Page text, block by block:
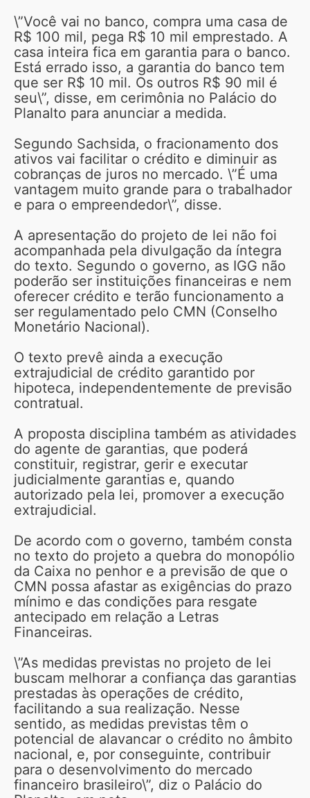
\”Você vai no banco, compra uma casa de
R$ 100 mil, pega R$ 10 mil emprestado. A
casa inteira fica em garantia para o banco.
Está errado isso, a garantia do banco tem
que ser R$ 10 mil. Os outros R$ 90 mil é
seu\”, disse, em cerimônia no Palácio do
Planalto para anunciar a medida.
Segundo Sachsida, o fracionamento dos
ativos vai facilitar o crédito e diminuir as
cobranças de juros no mercado. \”É uma
vantagem muito grande para o trabalhador
e para o empreendedor\”, disse.
A apresentação do projeto de lei não foi
acompanhada pela divulgação da íntegra
do texto. Segundo o governo, as IGG não
poderão ser instituições financeiras e nem
oferecer crédito e terão funcionamento a
ser regulamentado pelo CMN (Conselho
Monetário Nacional).
O texto prevê ainda a execução
extrajudicial de crédito garantido por
hipoteca, independentemente de previsão
contratual.
A proposta disciplina também as atividades
do agente de garantias, que poderá
constituir, registrar, gerir e executar
judicialmente garantias e, quando
autorizado pela lei, promover a execução
extrajudicial.
De acordo com o governo, também consta
no texto do projeto a quebra do monopólio
da Caixa no penhor e a previsão de que o
CMN possa afastar as exigências do prazo
mínimo e das condições para resgate
antecipado em relação a Letras
Financeiras.
\”As medidas previstas no projeto de lei
buscam melhorar a confiança das garantias
prestadas às operações de crédito,
facilitando a sua realização. Nesse
sentido, as medidas previstas têm o
potencial de alavancar o crédito no âmbito
nacional, e, por conseguinte, contribuir
para o desenvolvimento do mercado
financeiro brasileiro\”, diz o Palácio do